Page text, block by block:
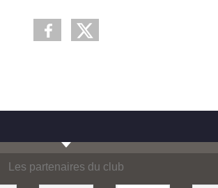
Les partenaires du club